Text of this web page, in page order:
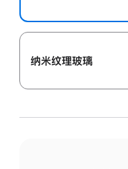
纳米纹理玻璃